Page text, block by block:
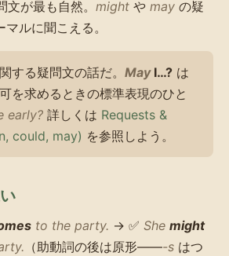
文が最も自然。 might や may の疑
ルに聞こえる。
する疑問文の話だ。 MayI…? は
求めるときの標準表現のひと
early? 詳しくは Requests &
could, may) を参照しよう。
to the party. → ✅ She might
（助動詞の後は原形——-s はつ